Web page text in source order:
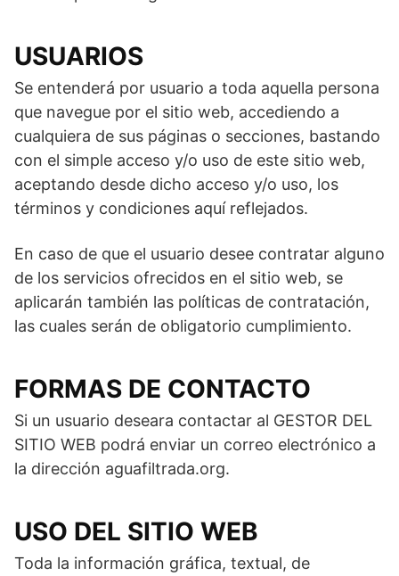
USUARIOS
Se entenderá por usuario a toda aquella persona
que navegue por el sitio web, accediendo a
cualquiera de sus páginas o secciones, bastando
con el simple acceso y/o uso de este sitio web,
aceptando desde dicho acceso y/o uso, los
términos y condiciones aquí reflejados.
En caso de que el usuario desee contratar alguno
de los servicios ofrecidos en el sitio web, se
aplicarán también las políticas de contratación,
las cuales serán de obligatorio cumplimiento.
FORMAS DE CONTACTO
Si un usuario deseara contactar al GESTOR DEL
SITIO WEB podrá enviar un correo electrónico a
la dirección aguafiltrada.org.
USO DEL SITIO WEB
Toda la información gráfica, textual, de